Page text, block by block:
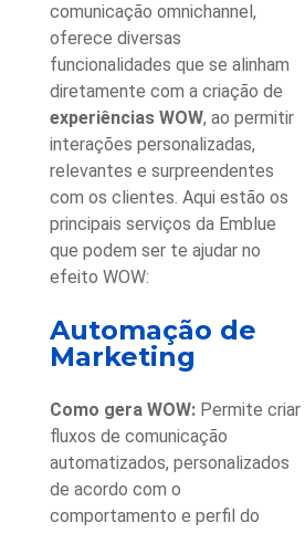
comunicação omnichannel,
oferece diversas
funcionalidades que se alinham
diretamente com a criação de
experiências WOW, ao permitir
interações personalizadas,
relevantes e surpreendentes
com os clientes. Aqui estão os
principais serviços da Emblue
que podem ser te ajudar no
efeito WOW:
Automação de
Marketing
Como gera WOW: Permite criar
fluxos de comunicação
automatizados, personalizados
de acordo com o
comportamento e perfil do